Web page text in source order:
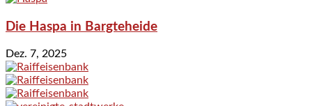
Die Haspa in Bargteheide
Dez. 7, 2025